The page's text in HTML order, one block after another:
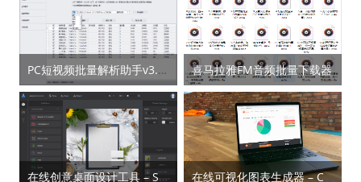
PC短视频批量解析助手v3.0.5 喜马拉雅FM音频批量下载器
在线创意桌面设计工具 – SceneLab 在线可视化图表生成器 – Charts Factory